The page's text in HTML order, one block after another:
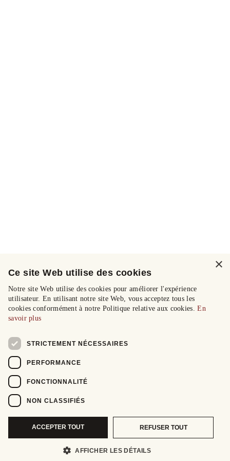
×
Ce site Web utilise des cookies
Notre site Web utilise des cookies pour améliorer l'expérience
utilisateur. En utilisant notre site Web, vous acceptez tous les
cookies conformément à notre Politique relative aux cookies.En
savoir plus
STRICTEMENT NÉCESSAIRES
PERFORMANCE
FONCTIONNALITÉ
NON CLASSIFIÉS
ACCEPTER TOUT REFUSER TOUT
AFFICHER LES DÉTAILS